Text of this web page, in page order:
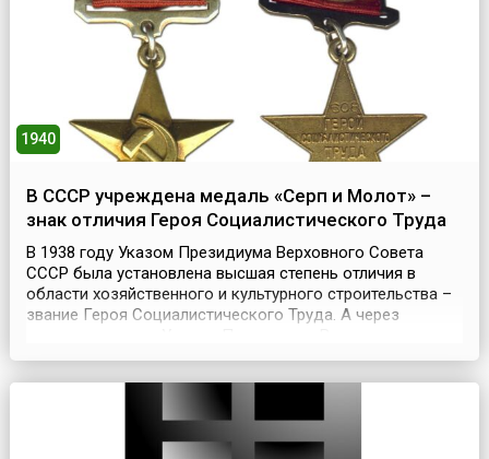
1940
В СССР учреждена медаль «Серп и Молот» –
знак отличия Героя Социалистического Труда
В 1938 году Указом Президиума Верховного Совета
СССР была установлена высшая степень отличия в
области хозяйственного и культурного строительства –
звание Героя Социалистического Труда. А через
Совета СССР от 22 мая 1940 года в целях отличия
Молот».Золотая ме...